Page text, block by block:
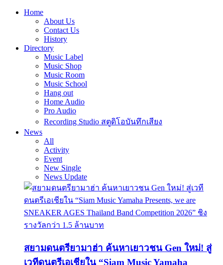
Home
About Us
Contact Us
History
Directory
Music Label
Music Shop
Music Room
Music School
Hang out
Home Audio
Pro Audio
Recording Studio สตูดิโอบันทึกเสียง
News
All
Activity
Event
New Single
News Update
สยามดนตรียามาฮ่า ค้นหาเยาวชน Gen ใหม่! สู่
เวทีดนตรีเอเชียใน “Siam Music Yamaha